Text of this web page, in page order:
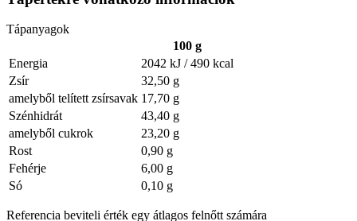
Tápanyagok
100 g
Energia
2042 kJ / 490 kcal
Zsír
32,50 g
amelyből telített zsírsavak 17,70 g
Szénhidrát
43,40 g
amelyből cukrok
23,20 g
Rost
0,90 g
Fehérje
6,00 g
Só
0,10 g
Referencia beviteli érték egy átlagos felnőtt számára